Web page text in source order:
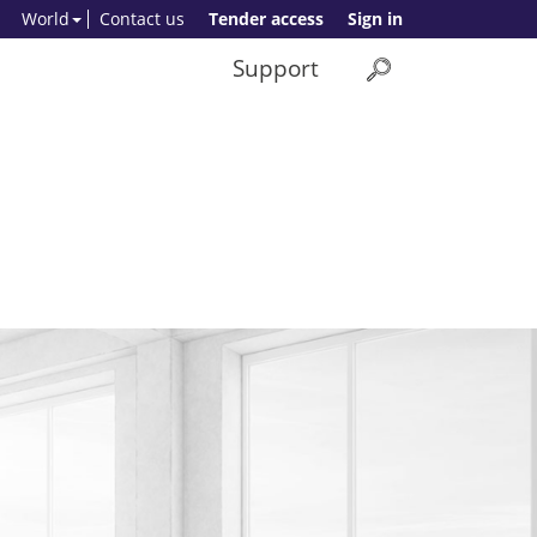
Sign in
Tender access
Contact us
World
Support